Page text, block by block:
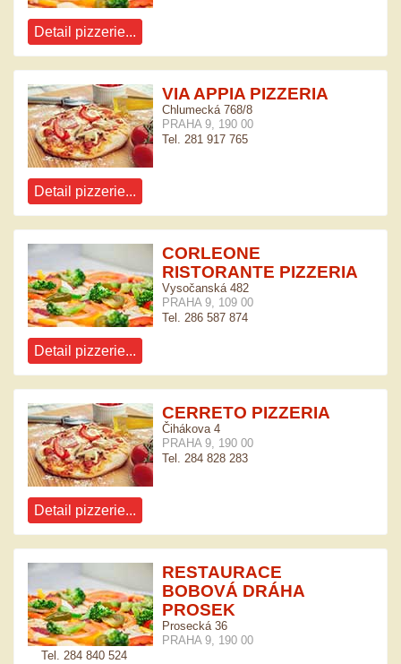
Detail pizzerie...
VIA APPIA PIZZERIA
Chlumecká 768/8
PRAHA 9, 190 00
Tel. 281 917 765
Detail pizzerie...
CORLEONE
RISTORANTE PIZZERIA
Vysočanská 482
PRAHA 9, 109 00
Tel. 286 587 874
Detail pizzerie...
CERRETO PIZZERIA
Čihákova 4
PRAHA 9, 190 00
Tel. 284 828 283
Detail pizzerie...
RESTAURACE
BOBOVÁ DRÁHA
PROSEK
Prosecká 36
PRAHA 9, 190 00
Tel. 284 840 524